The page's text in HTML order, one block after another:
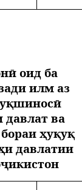
оид ба
илм аз
давлат ва
ҳуқуқ
давлатии